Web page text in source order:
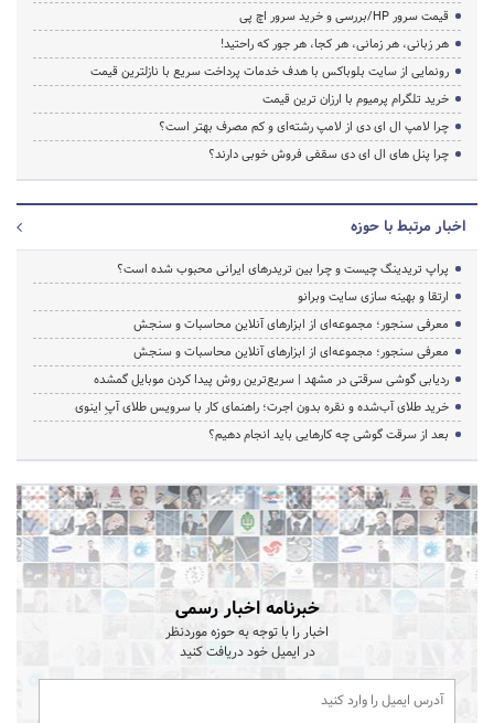
قیمت سرور HP/بررسی و خرید سرور اچ پی
هر زبانی، هر زمانی، هر کجا، هر جور که راحتید!
رونمایی از سایت بلوباکس با هدف خدمات پرداخت سریع با نازلترین قیمت
خرید تلگرام پرمیوم با ارزان ترین قیمت
چرا لامپ ال ای دی از لامپ رشته‌ای و کم مصرف بهتر است؟
چرا پنل های ال ای دی سقفی فروش خوبی دارند؟
اخبار مرتبط با حوزه
پراپ تریدینگ چیست و چرا بین تریدرهای ایرانی محبوب شده است؟
ارتقا و بهینه سازی سایت وبرانو
معرفی سنجور؛ مجموعه‌ای از ابزارهای آنلاین محاسبات و سنجش
معرفی سنجور؛ مجموعه‌ای از ابزارهای آنلاین محاسبات و سنجش
ردیابی گوشی سرقتی در مشهد | سریع‌ترین روش پیدا کردن موبایل گمشده
خرید طلای آب‌شده و نقره بدون اجرت؛ راهنمای کار با سرویس طلای آپِ اینوی
بعد از سرقت گوشی چه کارهایی باید انجام دهیم؟
خبرنامه اخبار رسمی
اخبار را با توجه به حوزه موردنظر
در ایمیل خود دریافت کنید